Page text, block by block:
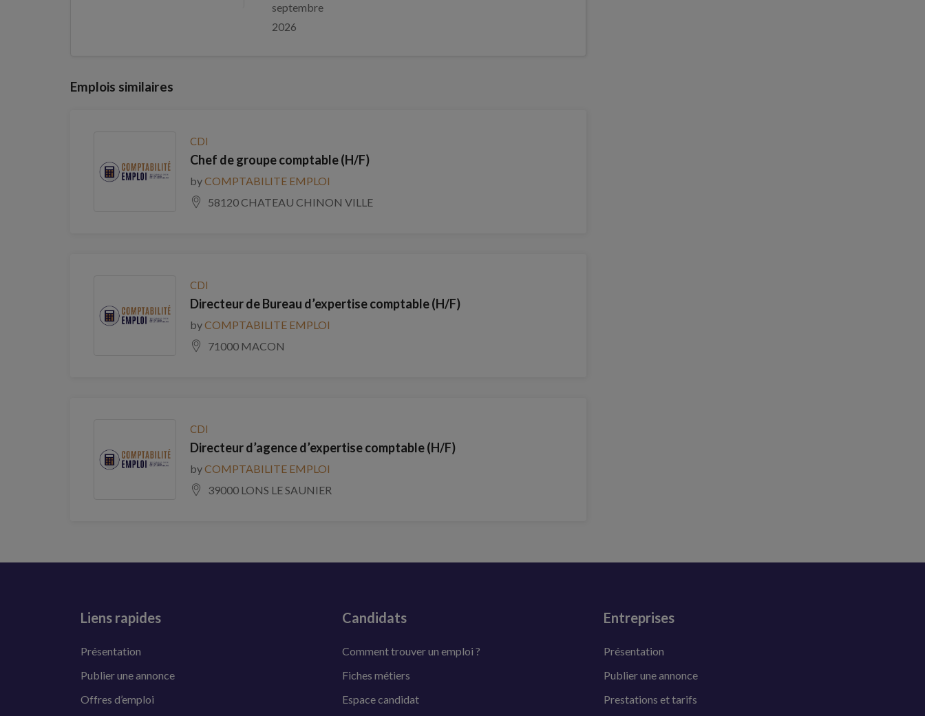
septembre
2026
Emplois similaires
CDI
Chef de groupe comptable (H/F)
byCOMPTABILITE EMPLOI
58120 CHATEAU CHINON VILLE
CDI
Directeur de Bureau d’expertise comptable (H/F)
byCOMPTABILITE EMPLOI
71000 MACON
CDI
Directeur d’agence d’expertise comptable (H/F)
byCOMPTABILITE EMPLOI
39000 LONS LE SAUNIER
Liens rapides
Présentation
Publier une annonce
Offres d’emploi
Candidats
Comment trouver un emploi ?
Fiches métiers
Espace candidat
Entreprises
Présentation
Publier une annonce
Prestations et tarifs